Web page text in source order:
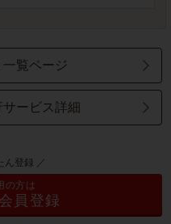
覧ページ
ービス詳細
ん登録 ／
の方は
員登録